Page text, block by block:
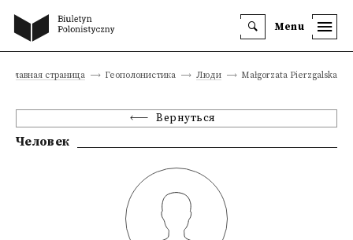
Menu
Главная страница Геополонистика Люди Małgorzata Pierzgalska
Вернуться
Человек